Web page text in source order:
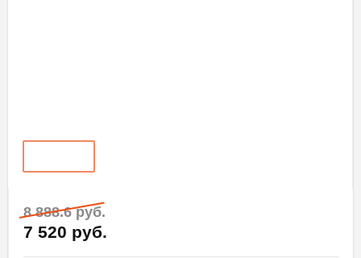
8 888.6 руб.
7 520 руб.